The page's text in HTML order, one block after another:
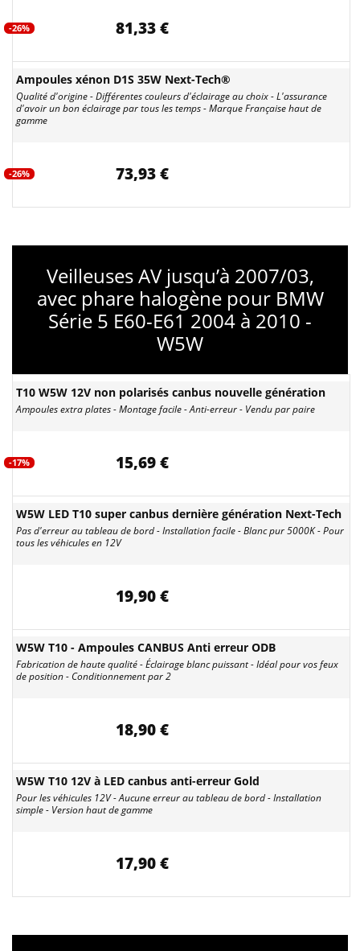
-26% 81,33 €
Ampoules xénon D1S 35W Next-Tech®
Qualité d'origine - Différentes couleurs d'éclairage au choix - L'assurance
d'avoir un bon éclairage par tous les temps - Marque Française haut de
gamme
-26% 73,93 €
Veilleuses AV jusqu’à 2007/03,
avec phare halogène pour BMW
Série 5 E60-E61 2004 à 2010 -
W5W
T10 W5W 12V non polarisés canbus nouvelle génération
Ampoules extra plates - Montage facile - Anti-erreur - Vendu par paire
-17% 15,69 €
W5W LED T10 super canbus dernière génération Next-Tech
Pas d'erreur au tableau de bord - Installation facile - Blanc pur 5000K - Pour
tous les véhicules en 12V
19,90 €
W5W T10 - Ampoules CANBUS Anti erreur ODB
Fabrication de haute qualité - Éclairage blanc puissant - Idéal pour vos feux
de position - Conditionnement par 2
18,90 €
W5W T10 12V à LED canbus anti-erreur Gold
Pour les véhicules 12V - Aucune erreur au tableau de bord - Installation
simple - Version haut de gamme
17,90 €